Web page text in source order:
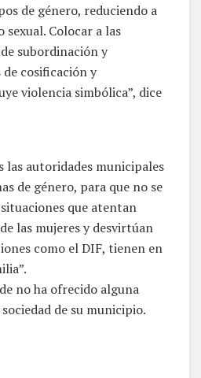
de género, reduciendo a
Colocar a las
subordinación y
cosificación y
violencia simbólica”, dice
las autoridades municipales
de género, para que no se
que atentan
las mujeres y desvirtúan
como el DIF, tienen en
no ha ofrecido alguna
de su municipio.